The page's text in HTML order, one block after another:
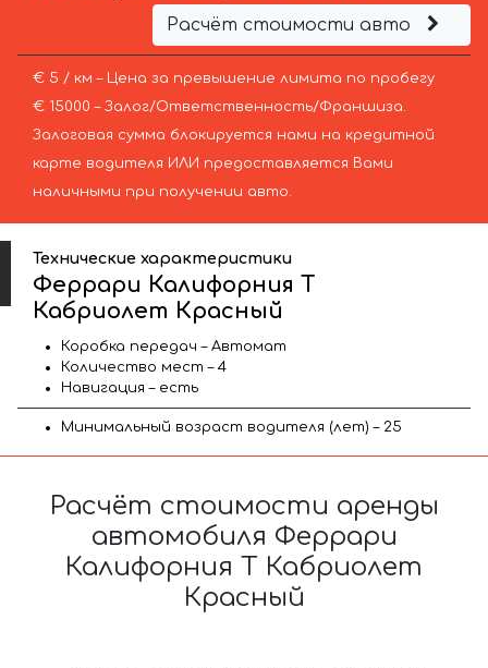
Расчёт стоимости авто
€ 5 / км – Цена за превышение лимита по пробегу
€ 15000 – Залог/Ответственность/Франшиза.
Залоговая сумма блокируется нами на кредитной
карте водителя ИЛИ предоставляется Вами
наличными при получении авто.
Технические характеристики
Феррари Калифорния Т
Кабриолет Красный
Коробка передач – Автомат
Количество мест – 4
Навигация – есть
Минимальный возраст водителя (лет) – 25
Расчёт стоимости аренды
автомобиля Феррари
Калифорния Т Кабриолет
Красный